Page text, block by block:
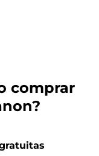
comprar